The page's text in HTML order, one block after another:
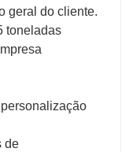
geral do cliente.
de